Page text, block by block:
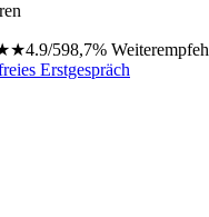
4.9/598,7%
Erstgespräch